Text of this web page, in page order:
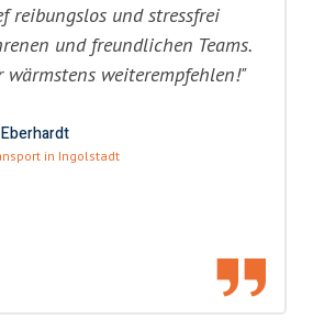
reibungslos und stressfrei
und freundlichen Teams.
weiterempfehlen!"
in Ingolstadt